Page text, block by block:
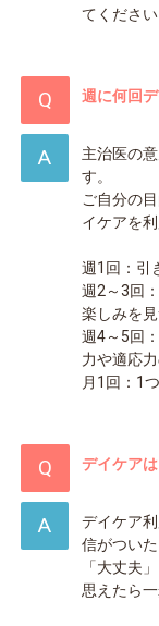
てください
週に何回
主治医の
す。
ご自分の
イケアを
週1回：引
週2～3回
楽しみを
週4～5回
力や適応
月1回：1
デイケア
デイケア
信がつい
「大丈夫
思えたら